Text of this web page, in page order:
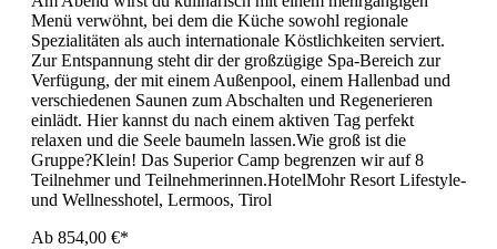
Menü verwöhnt, bei dem die Küche sowohl regionale
Spezialitäten als auch internationale Köstlichkeiten serviert.
Zur Entspannung steht dir der großzügige Spa-Bereich zur
Verfügung, der mit einem Außenpool, einem Hallenbad und
verschiedenen Saunen zum Abschalten und Regenerieren
einlädt. Hier kannst du nach einem aktiven Tag perfekt
relaxen und die Seele baumeln lassen.Wie groß ist die
Gruppe?Klein! Das Superior Camp begrenzen wir auf 8
Teilnehmer und Teilnehmerinnen.HotelMohr Resort Lifestyle-
und Wellnesshotel, Lermoos, Tirol
Ab 854,00 €*